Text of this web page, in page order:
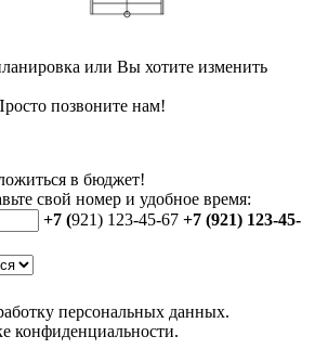
или Вы хотите изменить
позвоните нам!
в бюджет!
свой номер и удобное время:
+7 (921) 123-45-67 +7 (921) 123-45-
персональных данных.
конфиденциальности.